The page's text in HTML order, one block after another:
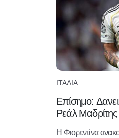
ΙΤΑΛΊΑ
Επίσημο:
Ρεάλ
Η Φιορεντίνα